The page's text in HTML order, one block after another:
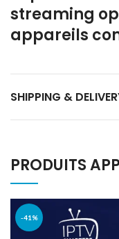
streaming
appareils
SHIPPING &
PRODUITS
-41%